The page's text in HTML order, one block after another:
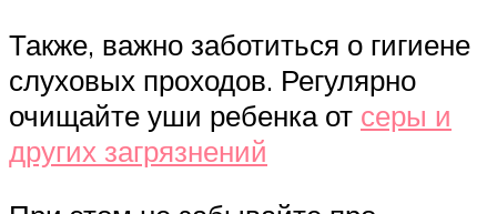
Также, важно заботиться о гигиене
слуховых проходов. Регулярно
очищайте уши ребенка от серы и
других загрязнений